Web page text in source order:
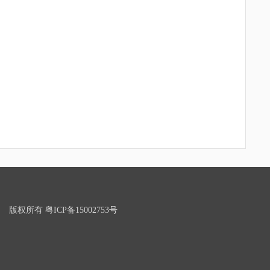
权所有 粤ICP备15002753号